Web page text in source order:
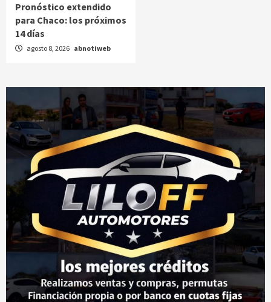
Pronóstico extendido
para Chaco: los próximos
14 días
agosto 8, 2026 abnotiweb